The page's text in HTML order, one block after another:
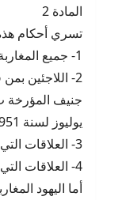
المادة 2
تسري أحكام
1- جميع المغاربة ولو كانوا حاملين لجنسية أخرى ؛
2- اللاجئين
جنيف المؤرخة ب
يوليوز لسنة 1951 المتعلقة بوضعية اللاجئين ؛
3- العلاقات التي يكون فيها أحد الطرفين مغربيا ؛
4- العلاقات التي تكون بين مغربيين أحدهما مسلم.
أما اليهود